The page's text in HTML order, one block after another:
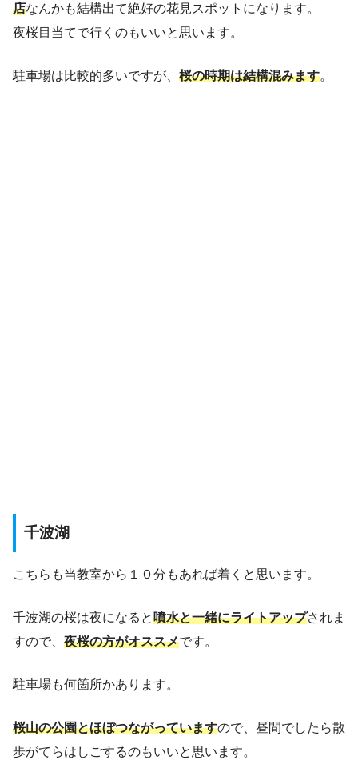
店なんかも結構出て絶好の花見スポットになります。
夜桜目当てで行くのもいいと思います。
駐車場は比較的多いですが、 桜の時期は結構混みます。
千波湖
こちらも当教室から１０分もあれば着くと思います。
千波湖の桜は夜になると噴水と一緒にライトアップされま
すので、 夜桜の方がオススメです。
駐車場も何箇所かあります。
桜山の公園とほぼつながっていますので、昼間でしたら散
歩がてらはしごするのもいいと思います。